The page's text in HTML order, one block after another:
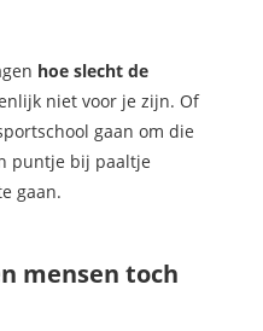
hoe slecht de
niet voor je zijn. Of
gaan om die
puntje bij paaltje
gaan.
mensen toch